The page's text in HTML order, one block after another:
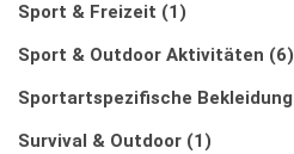
Sport & Freizeit (1)
Sport & Outdoor Aktivitäten (6)
Sportartspezifische Bekleidung
Survival & Outdoor (1)